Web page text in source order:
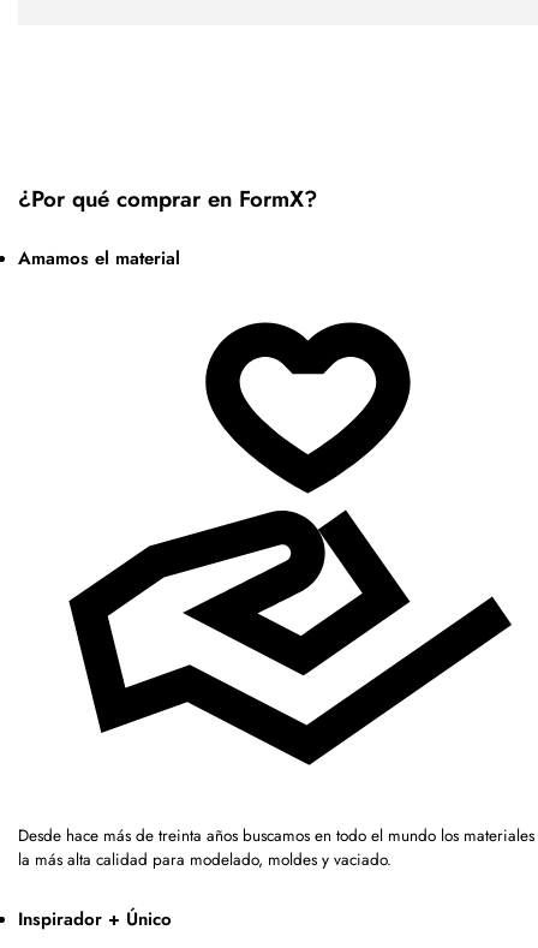
¿Por qué comprar en FormX?
Amamos el material
Desde hace más de treinta años buscamos en todo el mundo los
la más alta calidad para modelado, moldes y vaciado.
Inspirador + Único